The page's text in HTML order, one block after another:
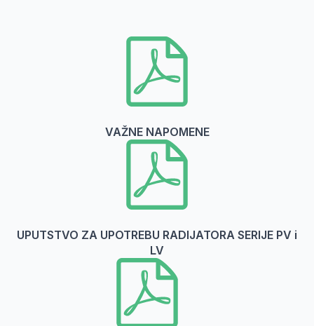
VAŽNE NAPOMENE
UPUTSTVO ZA UPOTREBU RADIJATORA SERIJE PV i
LV